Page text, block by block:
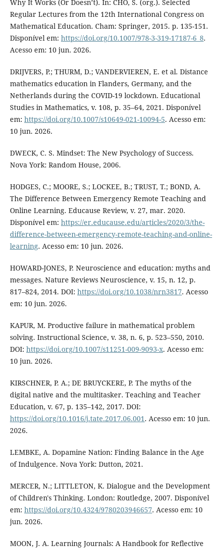
Why It Works (Or Doesn’t). In: CHO, S. (org.). Selected
Regular Lectures from the 12th International Congress on
Mathematical Education. Cham: Springer, 2015. p. 135-151.
Disponível em: https://doi.org/10.1007/978-3-319-17187-6_8.
Acesso em: 10 jun. 2026.
DRIJVERS, P.; THURM, D.; VANDERVIEREN, E. et al. Distance
mathematics education in Flanders, Germany, and the
Netherlands during the COVID-19 lockdown. Educational
Studies in Mathematics, v. 108, p. 35–64, 2021. Disponível
em: https://doi.org/10.1007/s10649-021-10094-5. Acesso em:
10 jun. 2026.
DWECK, C. S. Mindset: The New Psychology of Success.
Nova York: Random House, 2006.
HODGES, C.; MOORE, S.; LOCKEE, B.; TRUST, T.; BOND, A.
The Difference Between Emergency Remote Teaching and
Online Learning. Educause Review, v. 27, mar. 2020.
Disponível em: https://er.educause.edu/articles/2020/3/the-
difference-between-emergency-remote-teaching-and-online-
learning. Acesso em: 10 jun. 2026.
HOWARD-JONES, P. Neuroscience and education: myths and
messages. Nature Reviews Neuroscience, v. 15, n. 12, p.
817–824, 2014. DOI: https://doi.org/10.1038/nrn3817. Acesso
em: 10 jun. 2026.
KAPUR, M. Productive failure in mathematical problem
solving. Instructional Science, v. 38, n. 6, p. 523–550, 2010.
DOI: https://doi.org/10.1007/s11251-009-9093-x. Acesso em:
10 jun. 2026.
KIRSCHNER, P. A.; DE BRUYCKERE, P. The myths of the
digital native and the multitasker. Teaching and Teacher
Education, v. 67, p. 135–142, 2017. DOI:
https://doi.org/10.1016/j.tate.2017.06.001. Acesso em: 10 jun.
2026.
LEMBKE, A. Dopamine Nation: Finding Balance in the Age
of Indulgence. Nova York: Dutton, 2021.
MERCER, N.; LITTLETON, K. Dialogue and the Development
of Children's Thinking. London: Routledge, 2007. Disponível
em: https://doi.org/10.4324/9780203946657. Acesso em: 10
jun. 2026.
MOON, J. A. Learning Journals: A Handbook for Reflective